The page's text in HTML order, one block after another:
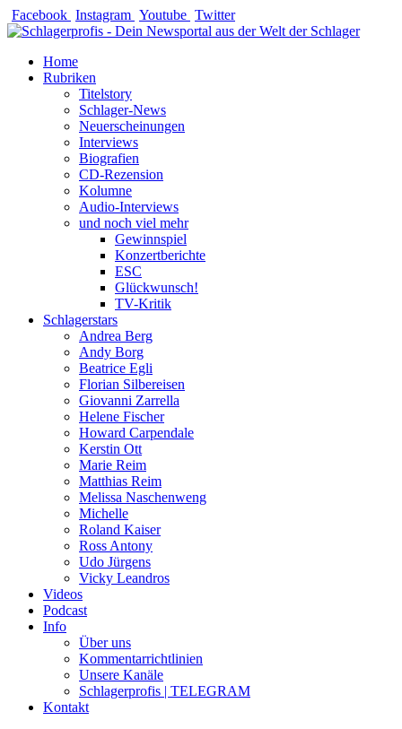
Zum
Inhalt
Facebook Instagram Youtube Twitter
Home
Rubriken
Titelstory
Schlager-News
Neuerscheinungen
Interviews
Biografien
CD-Rezension
Kolumne
Audio-Interviews
und noch viel mehr
Gewinnspiel
Konzertberichte
ESC
Glückwunsch!
TV-Kritik
Schlagerstars
Andrea Berg
Andy Borg
Beatrice Egli
Florian Silbereisen
Giovanni Zarrella
Helene Fischer
Howard Carpendale
Kerstin Ott
Marie Reim
Matthias Reim
Melissa Naschenweng
Michelle
Roland Kaiser
Ross Antony
Udo Jürgens
Vicky Leandros
Videos
Podcast
Info
Über uns
Kommentarrichtlinien
Unsere Kanäle
Schlagerprofis | TELEGRAM
Kontakt